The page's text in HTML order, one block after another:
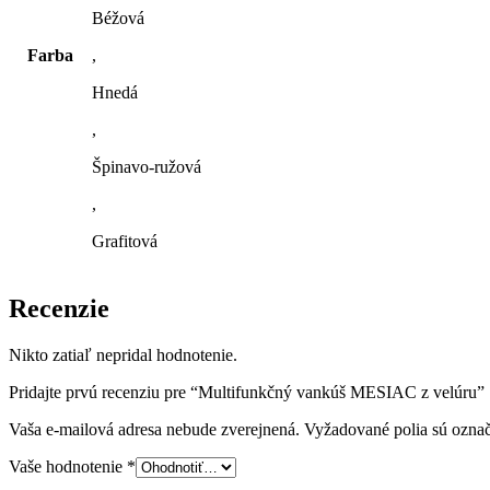
Farba
Béžová
,
Hnedá
,
Špinavo-ružová
,
Grafitová
Recenzie
Nikto zatiaľ nepridal hodnotenie.
Pridajte prvú recenziu pre “Multifunkčný vankúš MESIAC z velúru”
Vaša e-mailová adresa nebude zverejnená. Vyžadované polia sú
Vaše hodnotenie *